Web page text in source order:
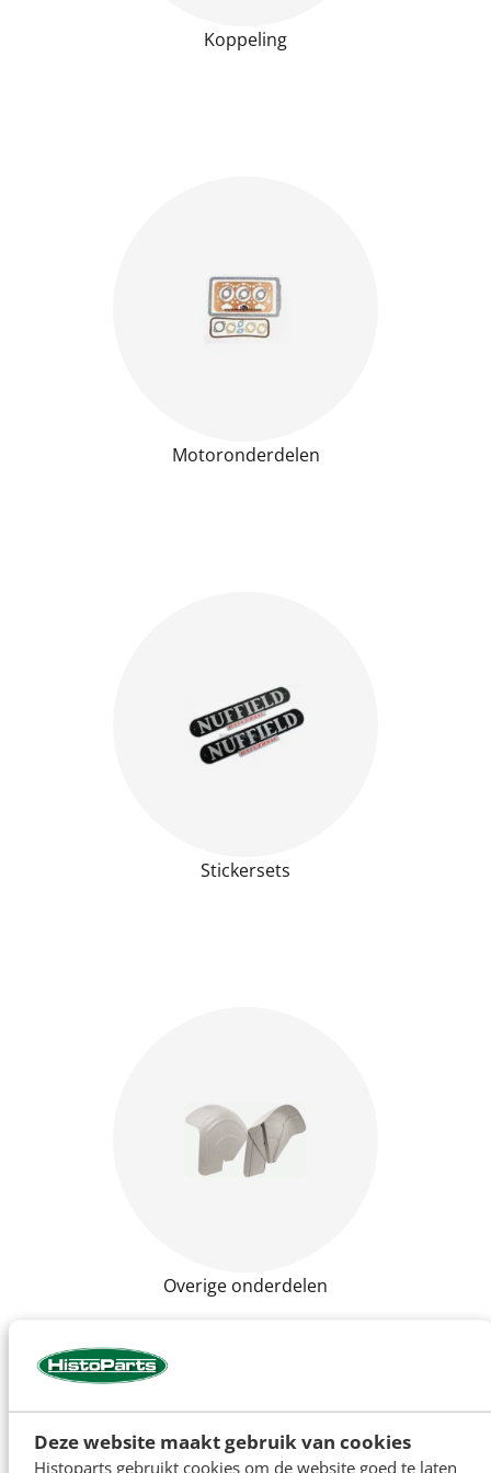
Deze website maakt gebruik van cookies
Histoparts gebruikt cookies om de website goed te laten
Koppeling
Motoronderdelen
Stickersets
Overige onderdelen
Nuffield